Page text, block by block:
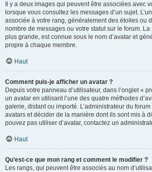
Il y a deux images qui peuvent être associées avec
lorsque vous consultez les messages d’un sujet.
associée à votre rang, généralement des étoiles ou
nombre de messages ou votre statut sur le forum.
plus grande, est connue sous le nom d’avatar et
propre à chaque membre.
Haut
Comment puis-je afficher un avatar ?
Depuis votre panneau d’utilisateur, dans l’onglet «
un avatar en utilisant l’une des quatre méthodes
galerie, distant ou importé. L’administrateur du
avatars et décider de la manière dont ils sont mis à
pouvez pas utiliser d’avatar, contactez un
Haut
Qu’est-ce que mon rang et comment le modifier ?
Les rangs, qui peuvent être associés au nom